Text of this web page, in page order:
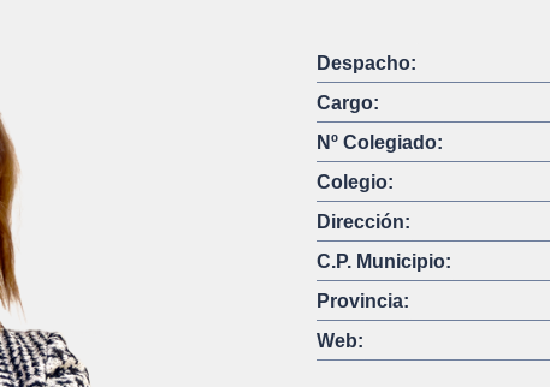
Despacho:
Cargo:
Nº Colegiado:
Colegio:
Dirección:
C.P. Municipio:
Provincia:
Web: